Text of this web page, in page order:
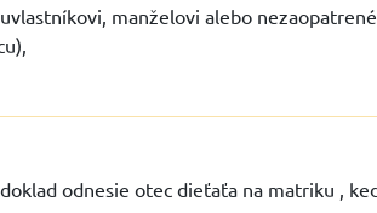
manželovi alebo
odnesie otec dieťaťa na matriku ,